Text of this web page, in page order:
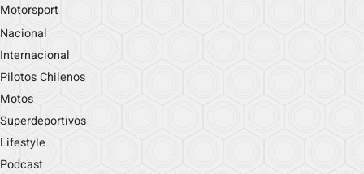
Motorsport
Nacional
Internacional
Pilotos Chilenos
Motos
Superdeportivos
Lifestyle
Podcast